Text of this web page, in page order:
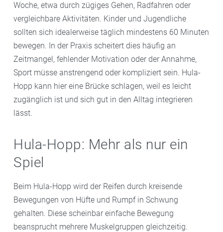
Woche, etwa durch zügiges Gehen, Radfahren oder
vergleichbare Aktivitäten. Kinder und Jugendliche
sollten sich idealerweise täglich mindestens 60 Minuten
bewegen. In der Praxis scheitert dies häufig an
Zeitmangel, fehlender Motivation oder der Annahme,
Sport müsse anstrengend oder kompliziert sein. Hula-
Hopp kann hier eine Brücke schlagen, weil es leicht
zugänglich ist und sich gut in den Alltag integrieren
lässt.
Hula-Hopp: Mehr als nur ein
Spiel
Beim Hula-Hopp wird der Reifen durch kreisende
Bewegungen von Hüfte und Rumpf in Schwung
gehalten. Diese scheinbar einfache Bewegung
beansprucht mehrere Muskelgruppen gleichzeitig.